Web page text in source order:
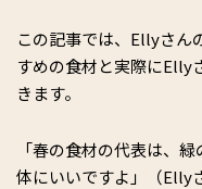
この記事では、Ellyさん
すめの食材と実際にElly
きます。
「春の食材の代表は、
体にいいですよ」（Elly